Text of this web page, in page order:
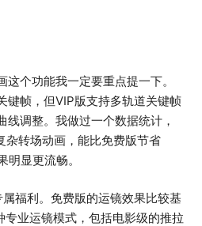
个功能我一定要重点提一下。
键帧，但VIP版支持多轨道关键帧
线调整。我做过一个数据统计，
转场动画，能比免费版节省
显更流畅。
福利。免费版的运镜效果比较基
业运镜模式，包括电影级的推拉